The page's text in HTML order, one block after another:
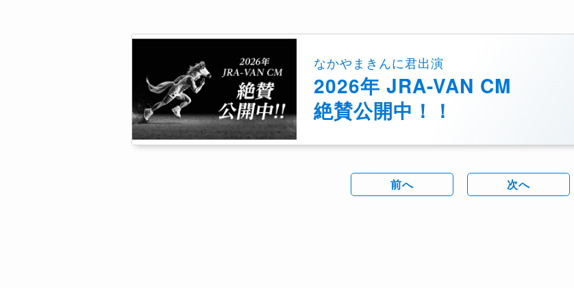
なかやまきんに君出演
2026年 JRA-VAN CM
絶賛公開中！！
前へ 次へ